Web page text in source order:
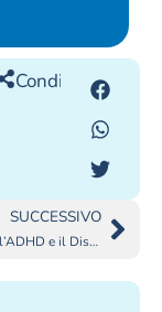
Condividilo
SUCCESSIVO
Differenze tra l’ADHD e il Disturbo Ossessivo-Compulsivo